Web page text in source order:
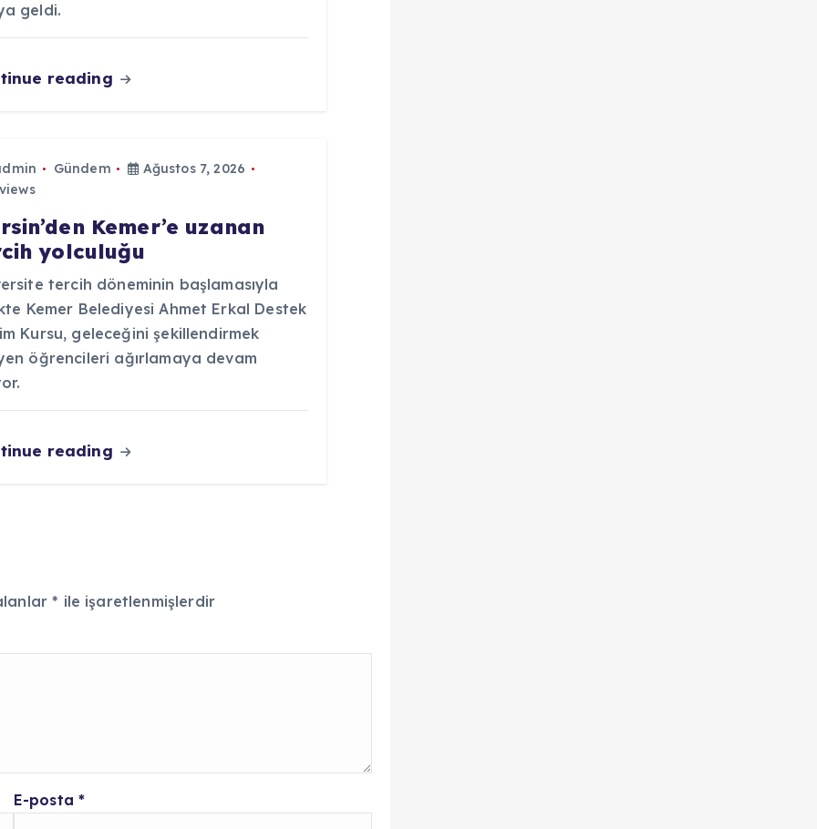
geldi.
reading
Gündem
Ağustos 7, 2026
Kemer’e uzanan
yolculuğu
tercih döneminin başlamasıyla
Kemer Belediyesi Ahmet Erkal Destek
Kursu, geleceğini şekillendirmek
öğrencileri ağırlamaya devam
reading
* ile işaretlenmişlerdir
E-posta*